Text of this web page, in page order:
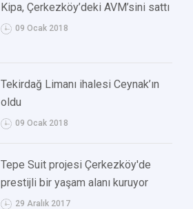
Kipa, Çerkezköy’deki AVM’sini sattı
09 Ocak 2018
Tekirdağ Limanı ihalesi Ceynak’ın
oldu
09 Ocak 2018
Tepe Suit projesi Çerkezköy'de
prestijli bir yaşam alanı kuruyor
29 Aralık 2017